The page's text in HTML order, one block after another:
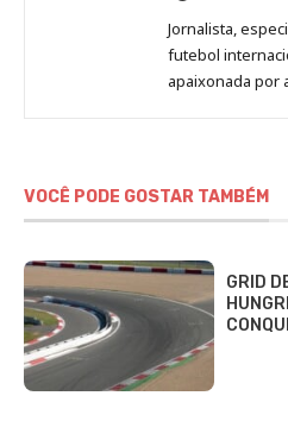
de
Beatriz
Fabbri
Jornalista,
futebol
apaixonada por
VOCÊ PODE GOSTAR TAMBÉM
GRID